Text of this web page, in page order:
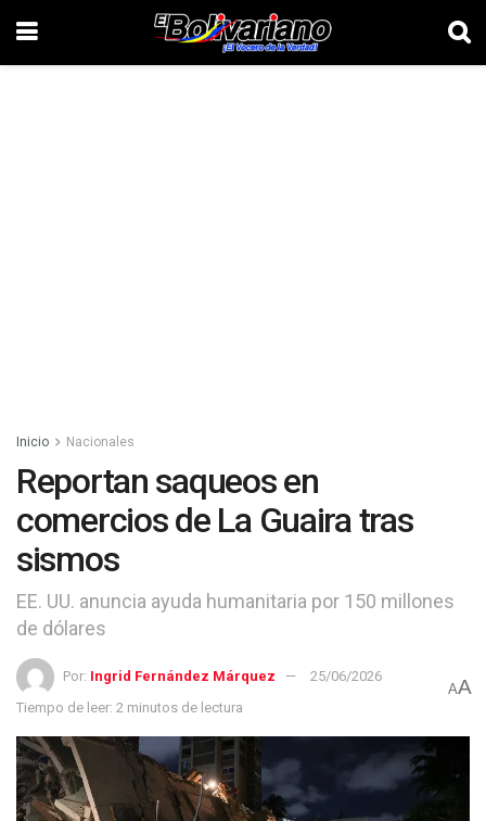
Inicio Nacionales
Reportan saqueos en
comercios de La Guaira tras
sismos
EE. UU. anuncia ayuda humanitaria por 150 millones
de dólares
Por: Ingrid Fernández Márquez
25/06/2026
Tiempo de leer: 2 minutos de lectura
AA